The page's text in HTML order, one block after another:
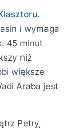
.
i wymaga
45 minut
niż
większe
Araba jest
Petry,